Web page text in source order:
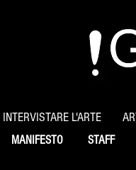
INTERVISTARE L'ARTE
MANIFESTO STAFF